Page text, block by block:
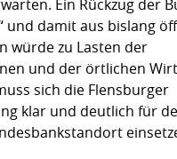
Ein Rückzug der
und damit aus bislang
würde zu Lasten der
und der örtlichen
sich die Flensburger
klar und deutlich für